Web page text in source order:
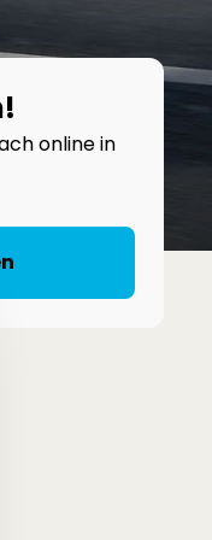
online in